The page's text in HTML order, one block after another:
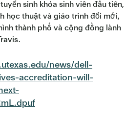
sinh khóa sinh viên đầu tiên,
học thuật và giáo trình đổi mới,
thành phố và cộng đồng lành
news/dell-
accreditation-will-